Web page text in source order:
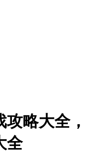
略大全，
全